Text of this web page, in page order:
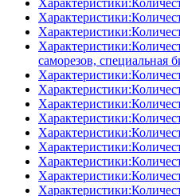
саморезов, специальная